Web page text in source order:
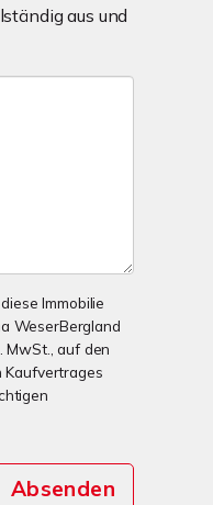
aus und
Immobilie
WeserBergland
MwSt., auf den
Kaufvertrages
Absenden